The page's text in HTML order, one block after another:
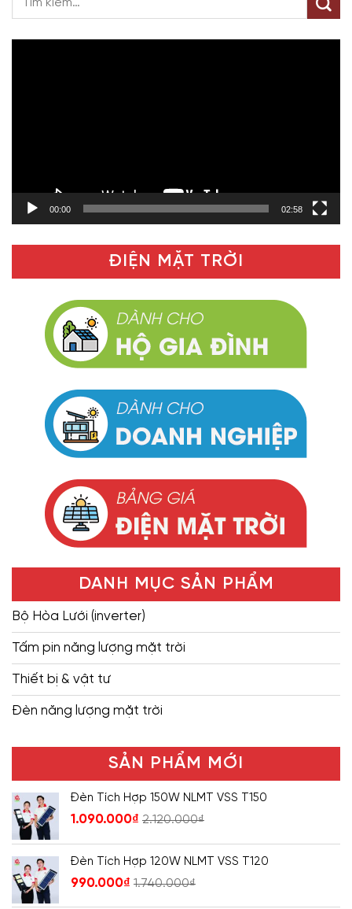
00:00 02:58
ĐIỆN MẶT TRỜI
DANH MỤC SẢN PHẨM
Bộ Hòa Lưới (inverter)
Tấm pin năng lượng mặt trời
Thiết bị & vật tư
Đèn năng lượng mặt trời
SẢN PHẨM MỚI
Đèn Tích Hợp 150W NLMT VSS T150
1.090.000₫ 2.120.000₫
Đèn Tích Hợp 120W NLMT VSS T120
990.000₫ 1.740.000₫